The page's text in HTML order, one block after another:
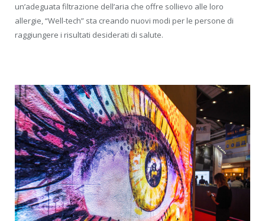
un’adeguata filtrazione dell’aria che offre sollievo alle loro
allergie, “Well-tech” sta creando nuovi modi per le persone di
raggiungere i risultati desiderati di salute.